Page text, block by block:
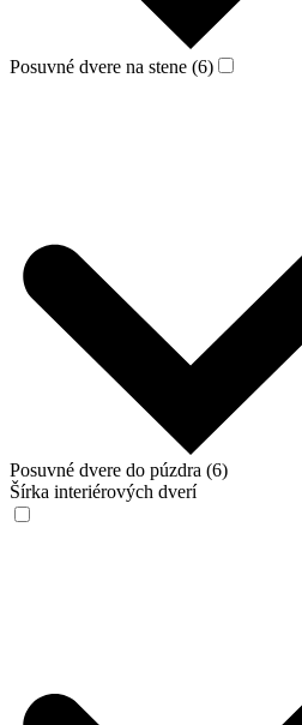
Posuvné dvere na stene (6)
Posuvné dvere do púzdra (6)
Šírka interiérových dverí